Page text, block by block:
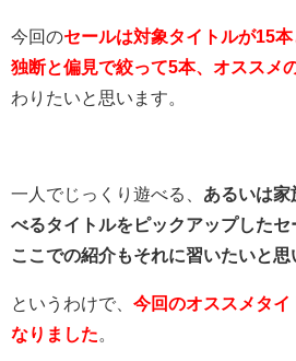
今回のセールは対象タイトルが15
独断と偏見で絞って5本、オススメ
わりたいと思います。
一人でじっくり遊べる、 あるいは家
べるタイトルをピックアップしたセ
ここでの紹介もそれに習いたいと思
というわけで、 今回のオススメタ
なりました